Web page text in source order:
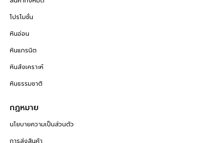
โปรโมชั่น
หินอ่อน
หินแกรนิต
หินสังเคราะห์
หินธรรมชาติ
กฏหมาย
นโยบายความเป็นส่วนตัว
การส่งสินค้า